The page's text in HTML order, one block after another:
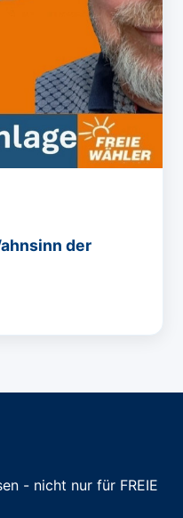
der
- nicht nur für FREIE